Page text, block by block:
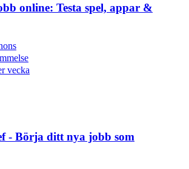
online: Testa spel, appar &
vecka
- Börja ditt nya jobb som